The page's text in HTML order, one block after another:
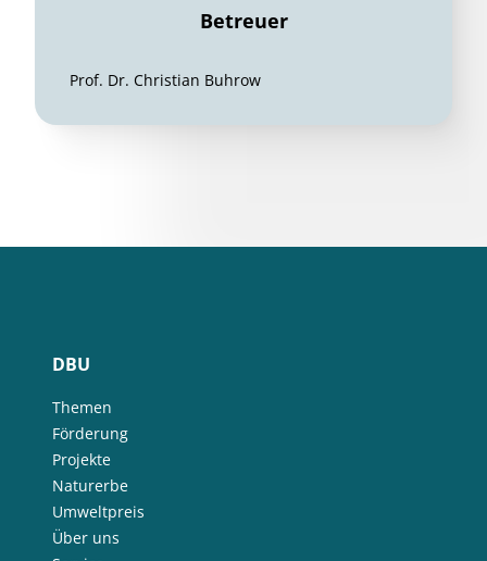
Betreuer
Prof. Dr. Christian Buhrow
DBU
Themen
Förderung
Projekte
Naturerbe
Umweltpreis
Über uns